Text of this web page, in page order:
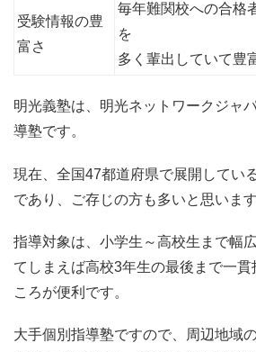
受験情報の豊
富さ
毎年難関校への合格
を
多く輩出していて豊
明光義塾は、明光ネットワークジャ
導塾です。
現在、全国47都道府県で展開してい
であり、ご存じの方も多いと思います
指導対象は、小学生～高校生まで幅
てしまえば高校3年生の最後まで一貫
ころが便利です。
大手個別指導塾ですので、周辺地域